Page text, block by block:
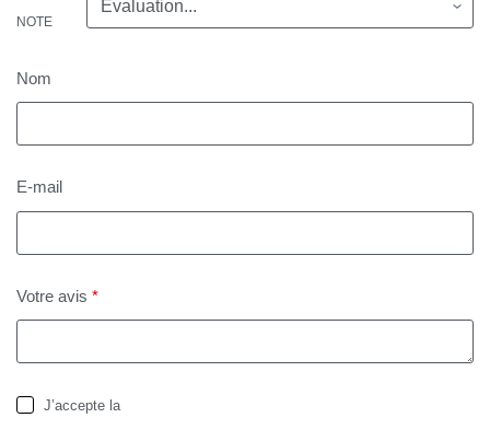
NOTE
Nom
E-mail
Votre avis *
J’accepte la